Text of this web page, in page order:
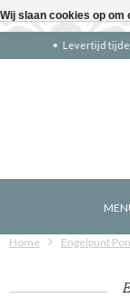
Home Engelpunt
Wij slaan cookies op om